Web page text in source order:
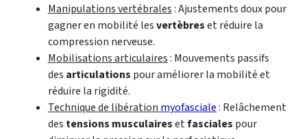
Manipulations vertébrales: Ajustements doux pour
gagner en mobilité lesvertèbreset réduire la
compression nerveuse.
Mobilisations articulaires: Mouvements passifs
des articulations pour améliorer la mobilité et
réduire la rigidité.
Technique de libération myofasciale: Relâchement
des tensions musculairesetfasciales pour